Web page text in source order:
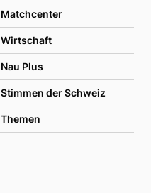
Matchcenter
Wirtschaft
Nau Plus
Stimmen der Schweiz
Themen